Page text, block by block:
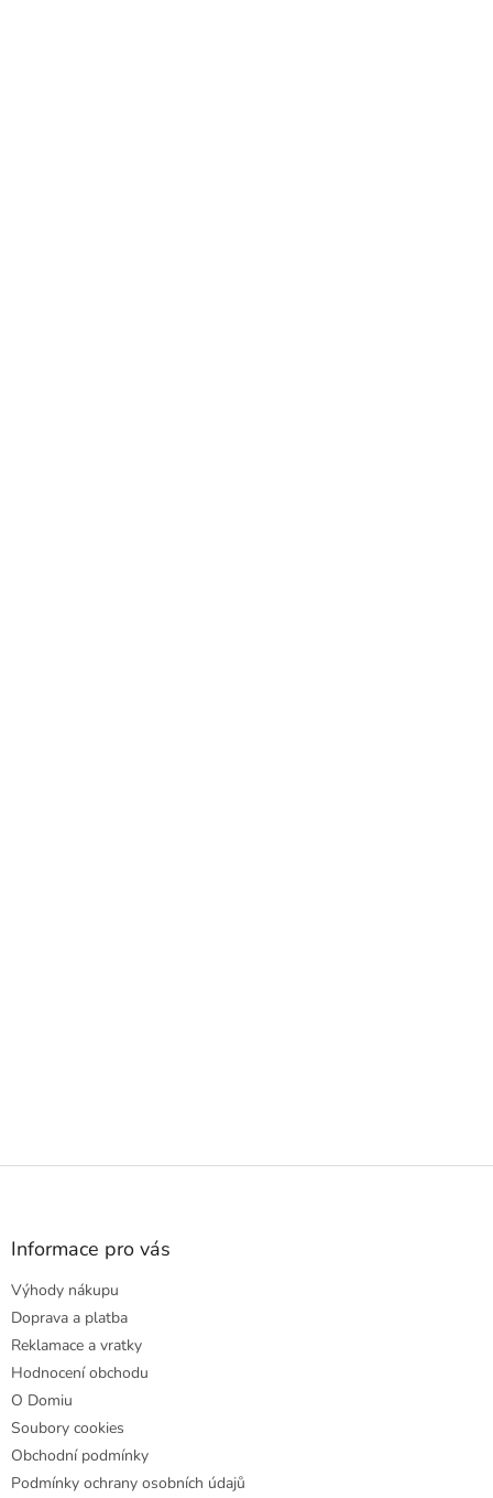
Z
Informace pro vás
Výhody nákupu
Doprava a platba
Reklamace a vratky
Hodnocení obchodu
O Domiu
Soubory cookies
Obchodní podmínky
Podmínky ochrany osobních údajů